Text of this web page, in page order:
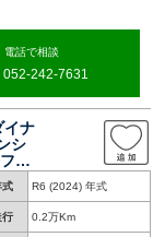
電話で相談
052-242-7631
イナ
シ
フ
ー
イ
式 R6 (2024) 年式
行 0.2万Km